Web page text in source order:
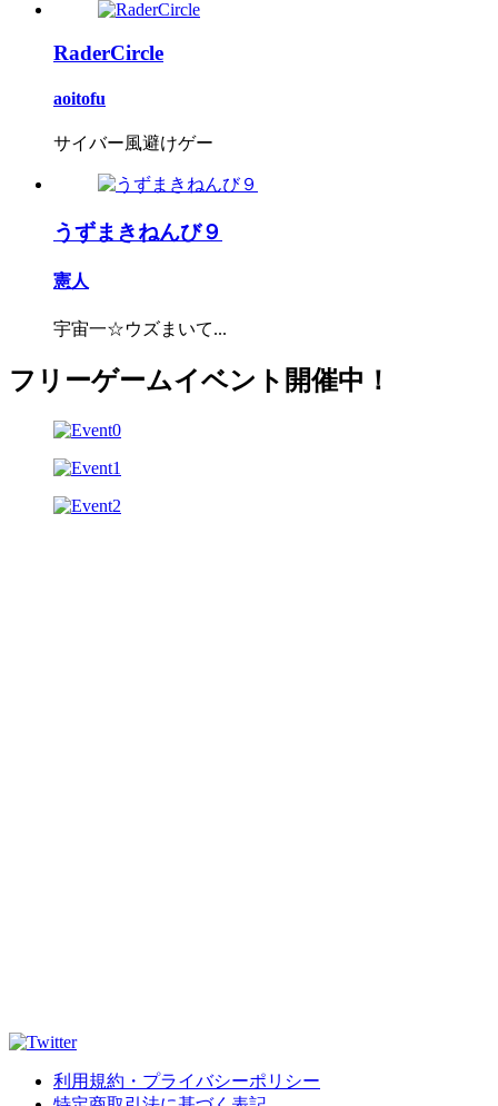
RaderCircle
aoitofu
サイバー風避けゲー
うずまきねんび９
憲人
宇宙一☆ウズまいて...
フリーゲームイベント開催中！
利用規約・プライバシーポリシー